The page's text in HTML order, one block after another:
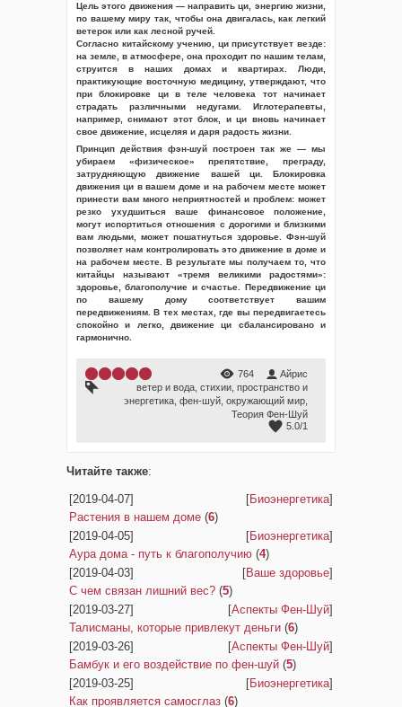
Цель этого движения — направить ци, энергию жизни,
по вашему миру так, чтобы она двигалась, как легкий
ветерок или как лесной ручей.
Согласно китайскому учению, ци присутствует везде:
на земле, в атмосфере, она проходит по нашим телам,
струится в наших домах и квартирах. Люди,
практикующие восточную медицину, утверждают, что
при блокировке ци в теле человека тот начинает
страдать различными недугами. Иглотерапевты,
например, снимают этот блок, и ци вновь начинает
свое движение, исцеляя и даря радость жизни.
Принцип действия фэн-шуй построен так же — мы
убираем «физическое» препятствие, преграду,
затрудняющую движение вашей ци. Блокировка
движения ци в вашем доме и на рабочем месте может
принести вам много неприятностей и проблем: может
резко ухудшиться ваше финансовое положение,
могут испортиться отношения с дорогими и близкими
вам людьми, может пошатнуться здоровье. Фэн-шуй
позволяет нам контролировать это движение в доме и
на рабочем месте. В результате мы получаем то, что
китайцы называют «тремя великими радостями»:
здоровье, благополучие и счастье. Передвижение ци
по вашему дому соответствует вашим
передвижениям. В тех местах, где вы передвигаетесь
спокойно и легко, движение ци сбалансировано и
гармонично.
764
Айрис
ветер и вода стихии пространство и
энергетика фен-шуй окружающий мир
Теория Фен-Шуй
5.0/1
Читайте также:
[2019-04-07] [Биоэнергетика]
Растения в нашем доме (6)
[2019-04-05]
[Биоэнергетика]
Аура дома - путь к благополучию (4)
[2019-04-03]
[Ваше здоровье]
С чем связан лишний вес? (5)
[2019-03-27]
[Аспекты Фен-Шуй]
Талисманы, которые привлекут деньги (6)
[2019-03-26]
[Аспекты Фен-Шуй]
Бамбук и его воздействие по фен-шуй (5)
[2019-03-25]
[Биоэнергетика]
Как проявляется самосглаз (6)